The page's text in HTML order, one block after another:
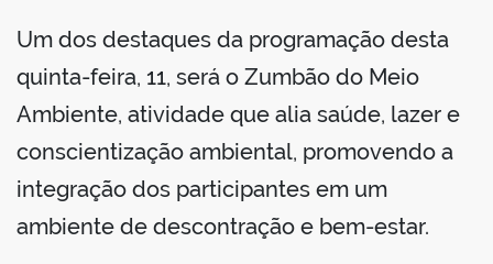
Um dos destaques da programação desta
quinta-feira, 11, será o Zumbão do Meio
Ambiente, atividade que alia saúde, lazer e
conscientização ambiental, promovendo a
integração dos participantes em um
ambiente de descontração e bem-estar.